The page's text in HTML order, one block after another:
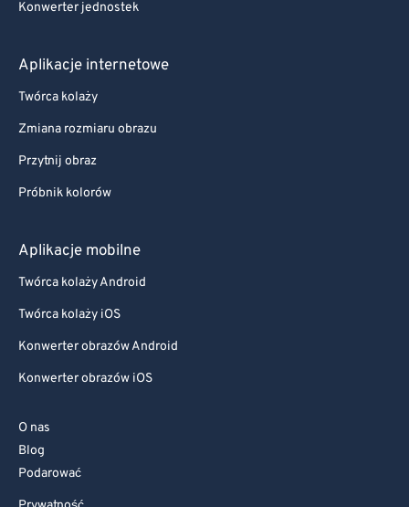
Konwerter jednostek
Aplikacje internetowe
Twórca kolaży
Zmiana rozmiaru obrazu
Przytnij obraz
Próbnik kolorów
Aplikacje mobilne
Twórca kolaży Android
Twórca kolaży iOS
Konwerter obrazów Android
Konwerter obrazów iOS
O nas
Blog
Podarować